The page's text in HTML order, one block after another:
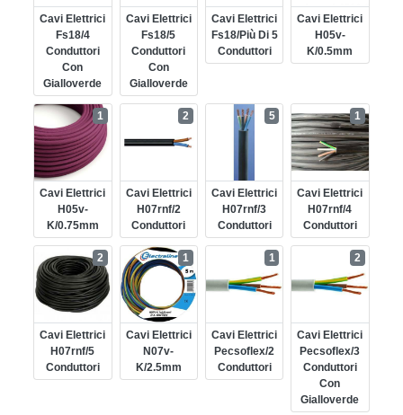
Cavi Elettrici
Fs18/4
Conduttori
Con
Gialloverde
Cavi Elettrici
Fs18/5
Conduttori
Con
Gialloverde
Cavi Elettrici
Fs18/più Di 5
Conduttori
Cavi Elettrici
H05v-
K/0.5mm
Cavi Elettrici
H05v-
K/0.75mm
1
Cavi Elettrici
H07rnf/2
Conduttori
2
Cavi Elettrici
H07rnf/3
Conduttori
5
Cavi Elettrici
H07rnf/4
Conduttori
1
Cavi Elettrici
H07rnf/5
Conduttori
2
Cavi Elettrici
N07v-
K/2.5mm
1
Cavi Elettrici
Pecsoflex/2
Conduttori
1
Cavi Elettrici
Pecsoflex/3
Conduttori
Con
Gialloverde
2